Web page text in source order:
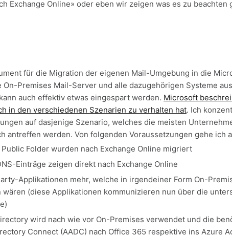
Exchange Online» oder eben wir zeigen was es zu beachten
für die Migration der eigenen Mail-Umgebung in die
On-Premises Mail-Server und alle dazugehörigen Systeme
auch effektiv etwas eingespart werden. Microsoft
in den verschiedenen Szenarien zu verhalten hat. Ich
auf dasjenige Szenario, welches die meisten
antreffen werden. Von folgenden Voraussetzungen gehe ich
Folder wurden nach Exchange Online migriert
Einträge zeigen direkt nach Exchange Online
Applikationen mehr, welche in irgendeiner Form On-
wären (diese Applikationen kommunizieren nun über die
wird nach wie vor On-Premises verwendet und die
Connect (AADC) nach Office 365 respektive ins Azure